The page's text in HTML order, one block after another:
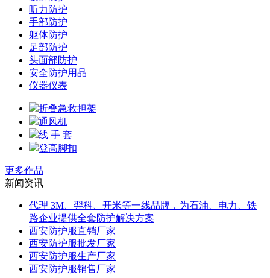
听力防护
手部防护
躯体防护
足部防护
头面部防护
安全防护用品
仪器仪表
折叠急救担架
通风机
线 手 套
登高脚扣
更多作品
新闻资讯
代理 3M、羿科、开米等一线品牌，为石油、电力、铁
路企业提供全套防护解决方案
西安防护服直销厂家
西安防护服批发厂家
西安防护服生产厂家
西安防护服销售厂家